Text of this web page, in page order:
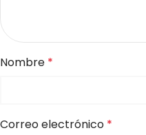
Nombre *
Correo electrónico *